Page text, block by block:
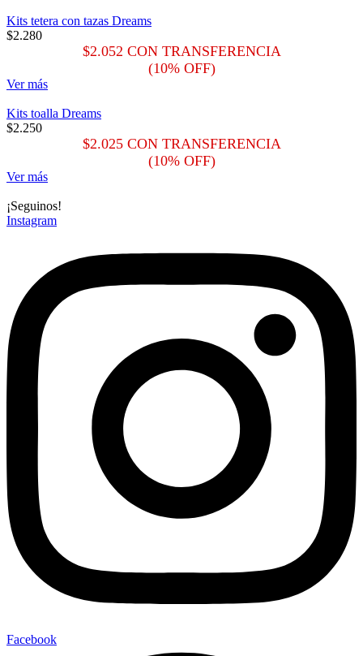
Kits tetera con tazas Dreams
$2.280
$2.052 CON TRANSFERENCIA
(10% OFF)
Ver más
Kits toalla Dreams
$2.250
$2.025CON TRANSFERENCIA
(10% OFF)
Ver más
¡Seguinos!
Instagram
Facebook